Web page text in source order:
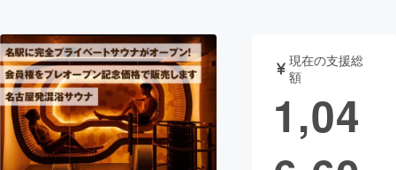
テクノロジー・ガジェット
映像・映画 書籍・雑誌
現在の支援総
額
1,04